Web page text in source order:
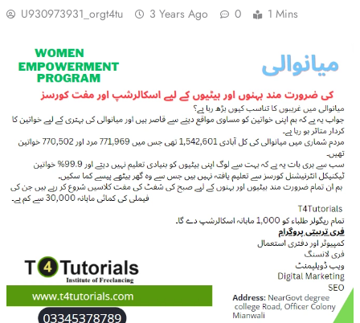
U930973931_orgt4tu 3 Years Ago 0 1 Mins